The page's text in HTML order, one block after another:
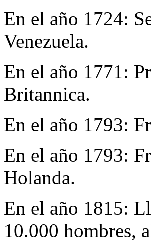
En el año 1724:
Venezuela.
En el año 1771:
Britannica.
En el año 1793:
En el año 1793:
Holanda.
En el año 1815:
10.000 hombres,